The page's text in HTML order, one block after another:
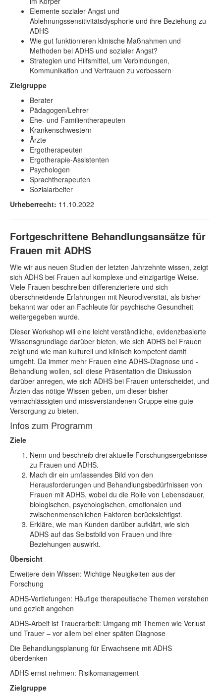
Elemente sozialer Angst und
Ablehnungssensitivitätsdysphorie und ihre Beziehung zu
ADHS
Wie gut funktionieren klinische Maßnahmen und
Methoden bei ADHS und sozialer Angst?
Strategien und Hilfsmittel, um Verbindungen,
Kommunikation und Vertrauen zu verbessern
Zielgruppe
Berater
Pädagogen/Lehrer
Ehe- und Familientherapeuten
Krankenschwestern
Ärzte
Ergotherapeuten
Ergotherapie-Assistenten
Psychologen
Sprachtherapeuten
Sozialarbeiter
Urheberrecht: 11.10.2022
Fortgeschrittene Behandlungsansätze für
Frauen mit ADHS
Wie wir aus neuen Studien der letzten Jahrzehnte wissen, zeigt
sich ADHS bei Frauen auf komplexe und einzigartige Weise.
Viele Frauen beschreiben differenziertere und sich
überschneidende Erfahrungen mit Neurodiversität, als bisher
bekannt war oder an Fachleute für psychische Gesundheit
weitergegeben wurde.
Dieser Workshop will eine leicht verständliche, evidenzbasierte
Wissensgrundlage darüber bieten, wie sich ADHS bei Frauen
zeigt und wie man kulturell und klinisch kompetent damit
umgeht. Da immer mehr Frauen eine ADHS-Diagnose und -
Behandlung wollen, soll diese Präsentation die Diskussion
darüber anregen, wie sich ADHS bei Frauen unterscheidet, und
Ärzten das nötige Wissen geben, um dieser bisher
vernachlässigten und missverstandenen Gruppe eine gute
Versorgung zu bieten.
Infos zum Programm
Ziele
Nenn und beschreib drei aktuelle Forschungsergebnisse
zu Frauen und ADHS.
Mach dir ein umfassendes Bild von den
Herausforderungen und Behandlungsbedürfnissen von
Frauen mit ADHS, wobei du die Rolle von Lebensdauer,
biologischen, psychologischen, emotionalen und
zwischenmenschlichen Faktoren berücksichtigst.
Erkläre, wie man Kunden darüber aufklärt, wie sich
ADHS auf das Selbstbild von Frauen und ihre
Beziehungen auswirkt.
Übersicht
Erweitere dein Wissen: Wichtige Neuigkeiten aus der
Forschung
ADHS-Vertiefungen: Häufige therapeutische Themen verstehen
und gezielt angehen
ADHS-Arbeit ist Trauerarbeit: Umgang mit Themen wie Verlust
und Trauer – vor allem bei einer späten Diagnose
Die Behandlungsplanung für Erwachsene mit ADHS
überdenken
ADHS ernst nehmen: Risikomanagement
Zielgruppe